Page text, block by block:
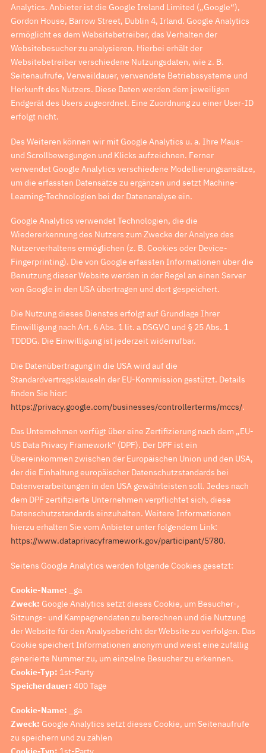
Analytics. Anbieter ist die Google Ireland Limited („Google“),
Gordon House, Barrow Street, Dublin 4, Irland. Google Analytics
ermöglicht es dem Websitebetreiber, das Verhalten der
Websitebesucher zu analysieren. Hierbei erhält der
Websitebetreiber verschiedene Nutzungsdaten, wie z. B.
Seitenaufrufe, Verweildauer, verwendete Betriebssysteme und
Herkunft des Nutzers. Diese Daten werden dem jeweiligen
Endgerät des Users zugeordnet. Eine Zuordnung zu einer User-ID
erfolgt nicht.
Des Weiteren können wir mit Google Analytics u. a. Ihre Maus-
und Scrollbewegungen und Klicks aufzeichnen. Ferner
verwendet Google Analytics verschiedene Modellierungsansätze,
um die erfassten Datensätze zu ergänzen und setzt Machine-
Learning-Technologien bei der Datenanalyse ein.
Google Analytics verwendet Technologien, die die
Wiedererkennung des Nutzers zum Zwecke der Analyse des
Nutzerverhaltens ermöglichen (z. B. Cookies oder Device-
Fingerprinting). Die von Google erfassten Informationen über die
Benutzung dieser Website werden in der Regel an einen Server
von Google in den USA übertragen und dort gespeichert.
Die Nutzung dieses Dienstes erfolgt auf Grundlage Ihrer
Einwilligung nach Art. 6 Abs. 1 lit. a DSGVO und § 25 Abs. 1
TDDDG. Die Einwilligung ist jederzeit widerrufbar.
Die Datenübertragung in die USA wird auf die
Standardvertragsklauseln der EU-Kommission gestützt. Details
finden Sie hier:
https://privacy.google.com/businesses/controllerterms/mccs/.
Das Unternehmen verfügt über eine Zertifizierung nach dem „EU-
US Data Privacy Framework“ (DPF). Der DPF ist ein
Übereinkommen zwischen der Europäischen Union und den USA,
der die Einhaltung europäischer Datenschutzstandards bei
Datenverarbeitungen in den USA gewährleisten soll. Jedes nach
dem DPF zertifizierte Unternehmen verpflichtet sich, diese
Datenschutzstandards einzuhalten. Weitere Informationen
hierzu erhalten Sie vom Anbieter unter folgendem Link:
https://www.dataprivacyframework.gov/participant/5780.
Seitens Google Analytics werden folgende Cookies gesetzt:
Cookie-Name:
_ga
Zweck: Google Analytics setzt dieses Cookie, um Besucher-,
Sitzungs- und Kampagnendaten zu berechnen und die Nutzung
der Website für den Analysebericht der Website zu verfolgen. Das
Cookie speichert Informationen anonym und weist eine zufällig
generierte Nummer zu, um einzelne Besucher zu erkennen.
Cookie-Typ: 1st-Party
Speicherdauer: 400 Tage
Cookie-Name:
_ga
Zweck: Google Analytics setzt dieses Cookie, um Seitenaufrufe
zu speichern und zu zählen